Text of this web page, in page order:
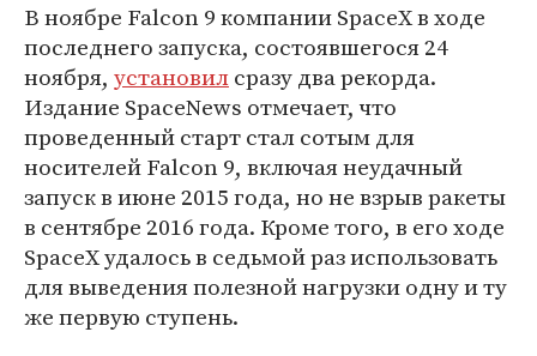
В ноябре Falcon 9 компании SpaceX в ходе
последнего запуска, состоявшегося 24
ноября, установилсразу два рекорда.
Издание SpaceNews отмечает, что
проведенный старт стал сотым для
носителей Falcon 9, включая неудачный
запуск в июне 2015 года, но не взрыв ракеты
в сентябре 2016 года. Кроме того, в его ходе
SpaceX удалось в седьмой раз использовать
для выведения полезной нагрузки одну и ту
же первую ступень.